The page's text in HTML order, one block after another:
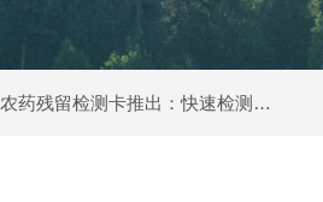
检测卡推出：快速检测果蔬中的氯呲脲农药残留